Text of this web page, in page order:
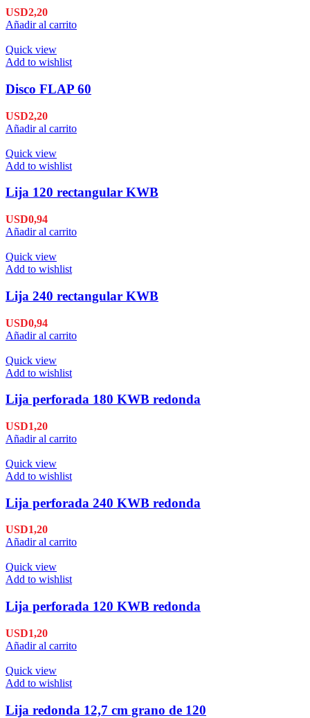
USD2,20
Añadir al carrito
Quick view
Add to wishlist
Disco FLAP 60
USD2,20
Añadir al carrito
Quick view
Add to wishlist
Lija 120 rectangular KWB
USD0,94
Añadir al carrito
Quick view
Add to wishlist
Lija 240 rectangular KWB
USD0,94
Añadir al carrito
Quick view
Add to wishlist
Lija perforada 180 KWB redonda
USD1,20
Añadir al carrito
Quick view
Add to wishlist
Lija perforada 240 KWB redonda
USD1,20
Añadir al carrito
Quick view
Add to wishlist
Lija perforada 120 KWB redonda
USD1,20
Añadir al carrito
Quick view
Add to wishlist
Lija redonda 12,7 cm grano de 120